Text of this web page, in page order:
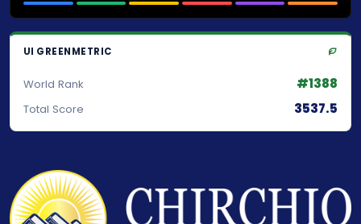
UI GREENMETRIC
World Rank #1388
Total Score 3537.5